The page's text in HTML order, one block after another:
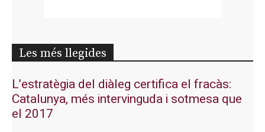
Les més llegides
L’estratègia del diàleg certifica el fracàs:
Catalunya, més intervinguda i sotmesa que
el 2017